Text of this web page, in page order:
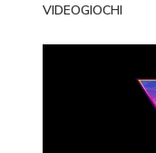
VIDEOGIOCHI